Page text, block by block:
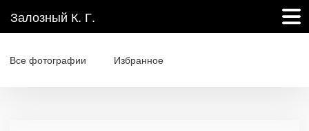
Залозный К. Г.
Все фотографии Избранное